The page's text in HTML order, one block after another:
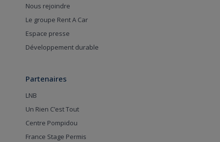
Nous rejoindre
Le groupe Rent A Car
Espace presse
Développement durable
Partenaires
LNB
Un Rien C’est Tout
Centre Pompidou
France Stage Permis